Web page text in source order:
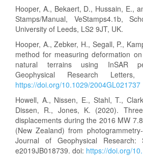
Hooper, A., Bekaert, D., Hussain, E.,
Stamps/Manual, VeStamps4.1b,
University of Leeds, LS2 9JT, UK.
Hooper, A., Zebker, H., Segall, P.,
method for measuring deformation
natural terrains using InSAR
Geophysical Research
https://doi.org/10.1029/2004GL021737
Howell, A., Nissen, E., Stahl, T.,
Dissen, R., Jones, K. (2020).
displacements during the 2016 MW
(New Zealand) from
Journal of Geophysical Research:
e2019JB018739. doi: https://doi.org/